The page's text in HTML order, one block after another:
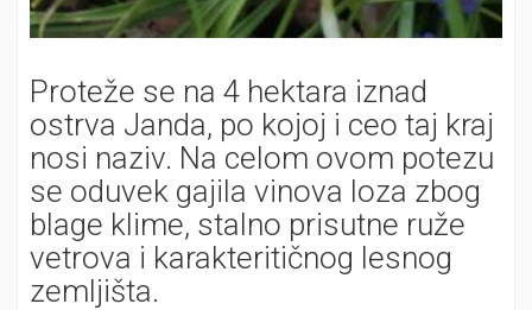
Proteže se na 4 hektara iznad
ostrva Janda, po kojoj i ceo taj kraj
nosi naziv. Na celom ovom potezu
se oduvek gajila vinova loza zbog
blage klime, stalno prisutne ruže
vetrova i karakteritičnog lesnog
zemljišta.